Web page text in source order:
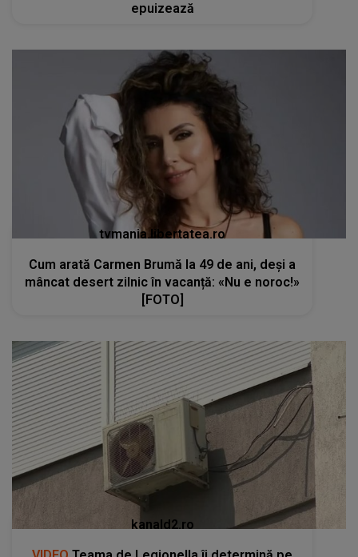
epuizează
tvmania.libertatea.ro
Cum arată Carmen Brumă la 49 de ani, deși a
mâncat desert zilnic în vacanță: «Nu e noroc!»
[FOTO]
kanald2.ro